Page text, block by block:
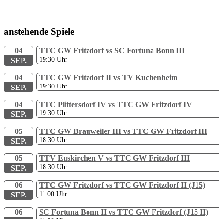
anstehende Spiele
04
SEP.
TTC GW Fritzdorf vs SC Fortuna Bonn III
19:30 Uhr
04
SEP.
TTC GW Fritzdorf II vs TV Kuchenheim
19:30 Uhr
04
SEP.
TTC Plittersdorf IV vs TTC GW Fritzdorf IV
19:30 Uhr
05
SEP.
TTC GW Brauweiler III vs TTC GW Fritzdorf III
18:30 Uhr
05
SEP.
TTV Euskirchen V vs TTC GW Fritzdorf III
18:30 Uhr
06
SEP.
TTC GW Fritzdorf vs TTC GW Fritzdorf II (J15)
11:00 Uhr
06
SC Fortuna Bonn II vs TTC GW Fritzdorf (J15 II)